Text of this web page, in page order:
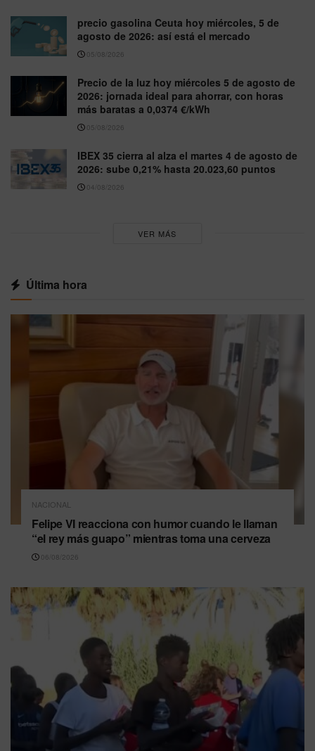
precio gasolina Ceuta hoy miércoles, 5 de
agosto de 2026: así está el mercado
05/08/2026
Precio de la luz hoy miércoles 5 de agosto de
2026: jornada ideal para ahorrar, con horas
más baratas a 0,0374 €/kWh
05/08/2026
IBEX 35 cierra al alza el martes 4 de agosto de
2026: sube 0,21% hasta 20.023,60 puntos
04/08/2026
VER MÁS
Última hora
NACIONAL
Felipe VI reacciona con humor cuando le llaman
“el rey más guapo” mientras toma una cerveza
06/08/2026